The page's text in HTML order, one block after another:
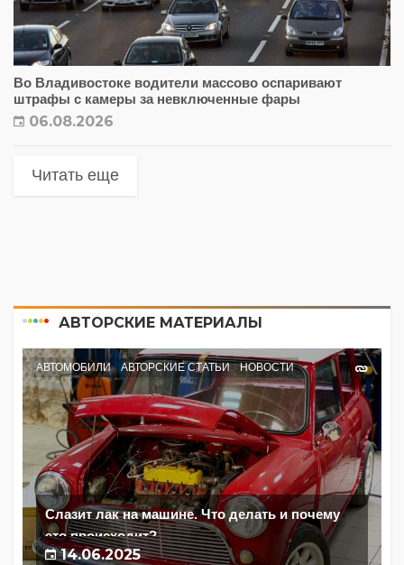
Во Владивостоке водители массово оспаривают
штрафы с камеры за невключенные фары
06.08.2026
Читать еще
АВТОРСКИЕ МАТЕРИАЛЫ
АВТОМОБИЛИ АВТОРСКИЕ СТАТЬИ НОВОСТИ
Слазит лак на машине. Что делать и почему
это происходит?
14.06.2025